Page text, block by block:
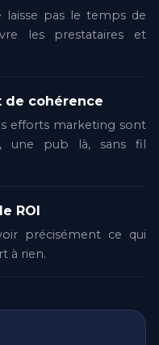
laisse pas le temps de
les prestataires et
de cohérence
efforts marketing sont
une pub là, sans fil
ROI
précisément ce qui
à rien.